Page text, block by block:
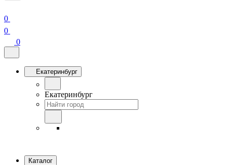
0
0
0
Екатеринбург
Екатеринбург
Каталог